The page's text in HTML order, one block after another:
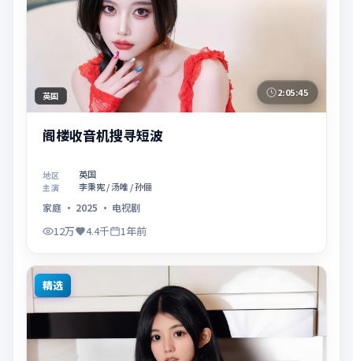
英国 2:05:45
阁楼收音机搜寻短波
地区 英国
主演 李秉宪 / 汤唯 / 孙俪
家庭 · 2025 · 电视剧
12万 4.4千 1年前
精选